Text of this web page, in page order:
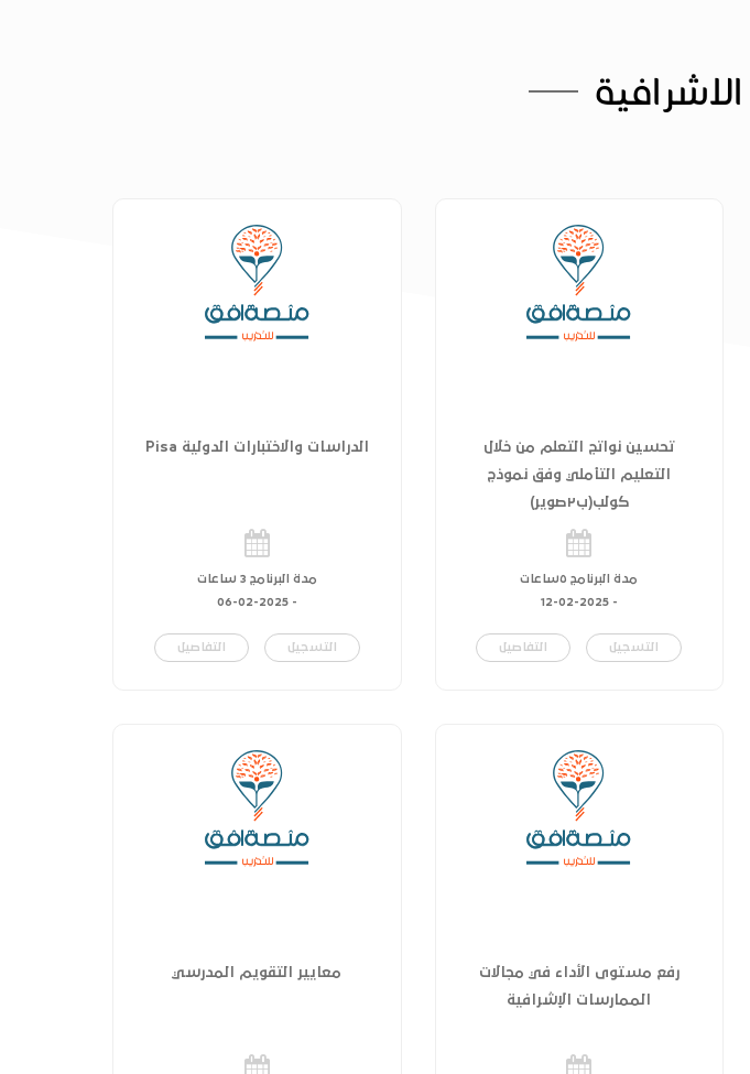
تحسين نواتج التعلم من خلال
التعليم التأملي وفق نموذج
كولب(ب٢صوير)
مدة البرنامج ٥ساعات
-
12-02-2025
التسجيل التفاصيل
الدراسات والاختبارات الدولية Pisa
مدة البرنامج 3 ساعات
-
06-02-2025
التسجيل التفاصيل
رفع مستوى الأداء في مجالات
الممارسات الإشرافية
معايير التقويم المدرسي